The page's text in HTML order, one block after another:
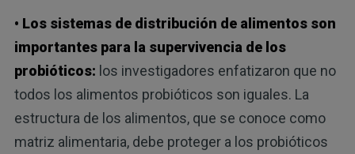
• Los sistemas de distribución de alimentos son
importantes para la supervivencia de los
probióticos: los investigadores enfatizaron que no
todos los alimentos probióticos son iguales. La
estructura de los alimentos, que se conoce como
matriz alimentaria, debe proteger a los probióticos